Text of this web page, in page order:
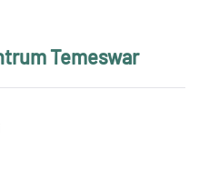
Temeswar